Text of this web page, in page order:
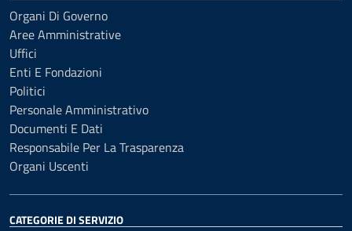
Organi Di Governo
Aree Amministrative
Uffici
Enti E Fondazioni
Politici
Personale Amministrativo
Documenti E Dati
Responsabile Per La Trasparenza
Organi Uscenti
CATEGORIE DI SERVIZIO